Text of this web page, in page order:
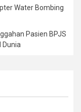
Water Bombing
Pasien BPJS
Dunia